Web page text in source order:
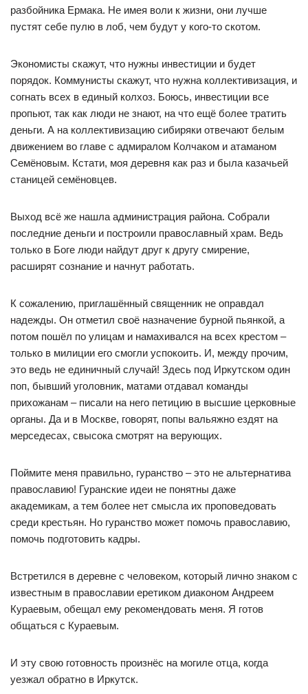
разбойника Ермака. Не имея воли к жизни, они лучше
пустят себе пулю в лоб, чем будут у кого-то скотом.
Экономисты скажут, что нужны инвестиции и будет
порядок. Коммунисты скажут, что нужна коллективизация, и
согнать всех в единый колхоз. Боюсь, инвестиции все
пропьют, так как люди не знают, на что ещё более тратить
деньги. А на коллективизацию сибиряки отвечают белым
движением во главе с адмиралом Колчаком и атаманом
Семёновым. Кстати, моя деревня как раз и была казачьей
станицей семёновцев.
Выход всё же нашла администрация района. Собрали
последние деньги и построили православный храм. Ведь
только в Боге люди найдут друг к другу смирение,
расширят сознание и начнут работать.
К сожалению, приглашённый священник не оправдал
надежды. Он отметил своё назначение бурной пьянкой, а
потом пошёл по улицам и намахивался на всех крестом –
только в милиции его смогли успокоить. И, между прочим,
это ведь не единичный случай! Здесь под Иркутском один
поп, бывший уголовник, матами отдавал команды
прихожанам – писали на него петицию в высшие церковные
органы. Да и в Москве, говорят, попы вальяжно ездят на
мерседесах, свысока смотрят на верующих.
Поймите меня правильно, гуранство – это не альтернатива
православию! Гуранские идеи не понятны даже
академикам, а тем более нет смысла их проповедовать
среди крестьян. Но гуранство может помочь православию,
помочь подготовить кадры.
Встретился в деревне с человеком, который лично знаком с
известным в православии еретиком диаконом Андреем
Кураевым, обещал ему рекомендовать меня. Я готов
общаться с Кураевым.
И эту свою готовность произнёс на могиле отца, когда
уезжал обратно в Иркутск.